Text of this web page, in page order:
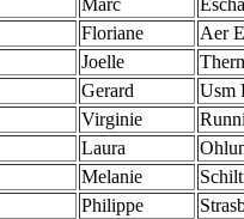
Marc
Floriane
Aer
Joelle
Gerard
Usm
Virginie
Laura
Melanie
Philippe